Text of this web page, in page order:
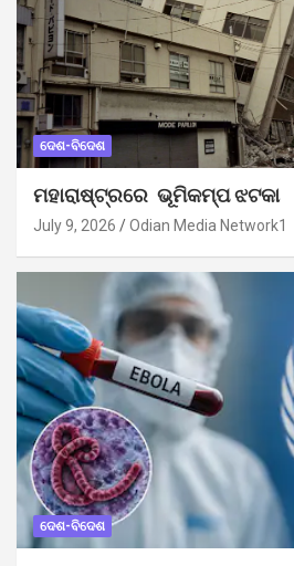
ଦେଶ-ବିଦେଶ
ମହାରାଷ୍ଟ୍ରରେ ଭୂମିକମ୍ପ ଝଟକା
July 9, 2026 Odian Media Network1
ଦେଶ-ବିଦେଶ